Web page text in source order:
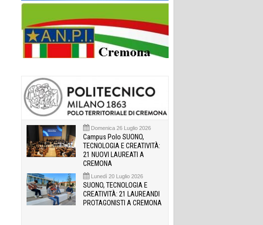
Domenica 26 Luglio 2026
Campus Polo SUONO,
TECNOLOGIA E CREATIVITÀ:
21 NUOVI LAUREATI A
CREMONA
Lunedì 20 Luglio 2026
SUONO, TECNOLOGIA E
CREATIVITÀ: 21 LAUREANDI
PROTAGONISTI A CREMONA